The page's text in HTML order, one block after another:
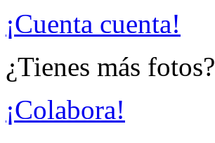
¡Cuenta cuenta!
¿Tienes más fotos?
¡Colabora!